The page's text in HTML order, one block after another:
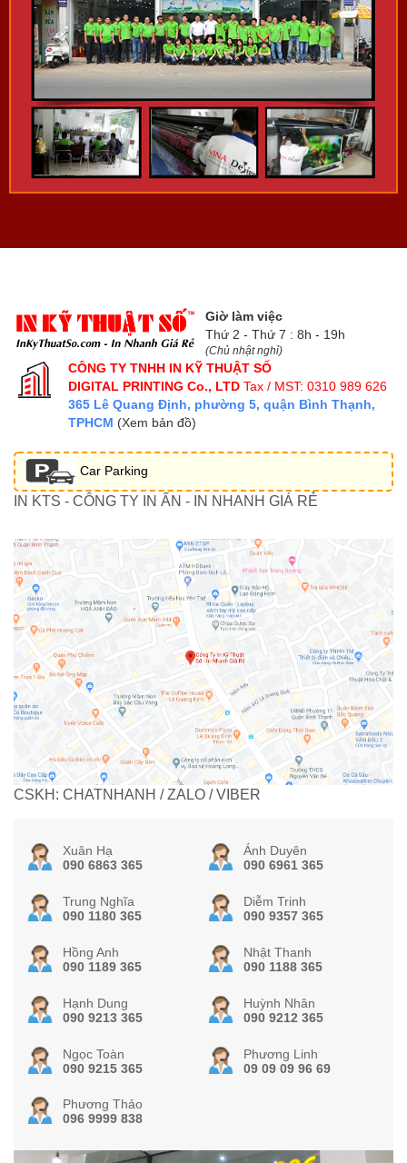
Giờ làm việc
Thứ 2 - Thứ 7 : 8h - 19h
(Chủ nhật nghỉ)
CÔNG TY TNHH IN KỸ THUẬT SỐ
DIGITAL PRINTING Co., LTD Tax / MST: 0310 989 626
365 Lê Quang Định, phường 5, quận Bình Thạnh,
TPHCM (Xem bản đồ)
Car Parking
IN KTS - CÔNG TY IN ẤN - IN NHANH GIÁ RẺ
CSKH: CHATNHANH / ZALO / VIBER
Xuân Hạ
090 6863 365
Ánh Duyên
090 6961 365
Trung Nghĩa
090 1180 365
Diễm Trinh
090 9357 365
Hồng Anh
090 1189 365
Nhật Thanh
090 1188 365
Hạnh Dung
090 9213 365
Huỳnh Nhân
090 9212 365
Ngọc Toàn
090 9215 365
Phương Linh
09 09 09 96 69
Phương Thảo
096 9999 838